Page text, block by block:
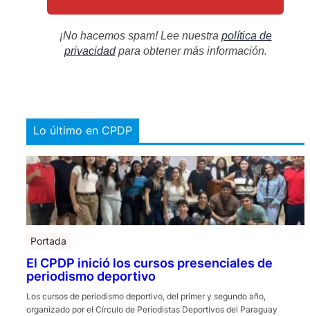
¡No hacemos spam! Lee nuestra política de
privacidadpara obtener más información.
Lo último en CPDP
Portada
El CPDP inició los cursos presenciales de
periodismo deportivo
Los cursos de periodismo deportivo, del primer y segundo año,
organizado por el Círculo de Periodistas Deportivos del Paraguay